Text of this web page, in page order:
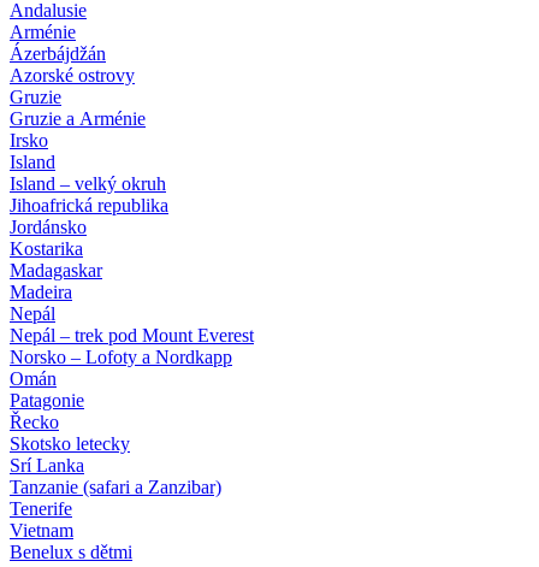
Andalusie
Arménie
Ázerbájdžán
Azorské ostrovy
Gruzie
Gruzie a Arménie
Irsko
Island
Island – velký okruh
Jihoafrická republika
Jordánsko
Kostarika
Madagaskar
Madeira
Nepál
Nepál – trek pod Mount Everest
Norsko – Lofoty a Nordkapp
Omán
Patagonie
Řecko
Skotsko letecky
Srí Lanka
Tanzanie (safari a Zanzibar)
Tenerife
Vietnam
Benelux s dětmi